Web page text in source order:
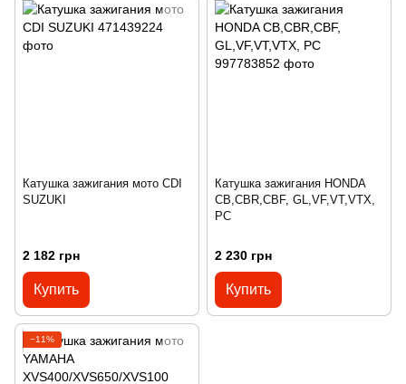
Катушка зажигания мото CDI
SUZUKI
2 182 грн
Купить
Катушка зажигания HONDA
CB,CBR,CBF, GL,VF,VT,VTX,
PC
2 230 грн
Купить
−11%